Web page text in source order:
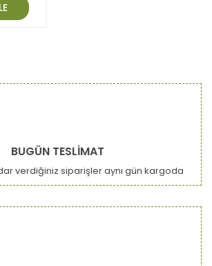
BUGÜN TESLİMAT
verdiğiniz siparişler aynı gün kargoda